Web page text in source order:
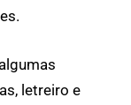
letreiro e